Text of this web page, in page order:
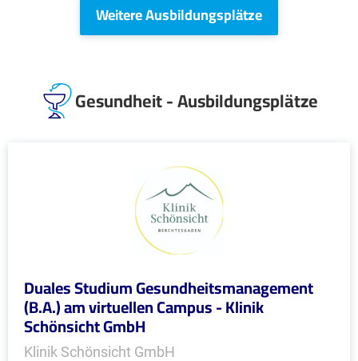
Weitere Ausbildungsplätze
Gesundheit - Ausbildungsplätze
Duales Studium Gesundheitsmanagement
(B.A.) am virtuellen Campus - Klinik
Schönsicht GmbH
Klinik Schönsicht GmbH